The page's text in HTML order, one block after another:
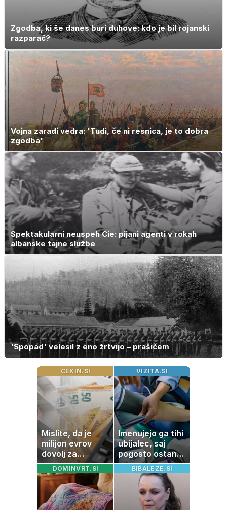
Zgodba, ki še danes buri duhove: kdo je bil rojanski
razparač?
Vojna zaradi vedra: 'Tudi, če ni resnica, je to dobra
zgodba'
Spektakularni neuspeh Cie: pijani agenti v rokah
albanske tajne službe
'Spopad' velesil z eno žrtvijo – prašičem
CEKIN.SI
Mislite, da je
milijon evrov
dovolj za
sanjsko
stanovanje? Te
številke so
šokirale Evropo
VIZITA.SI
Imenujejo ga tihi
ubijalec, saj
pogosto ostane
neopažen:
nenavadni
simptomi
visokega
holesterola
DOMINVRT.SI BIBALEZE.SI